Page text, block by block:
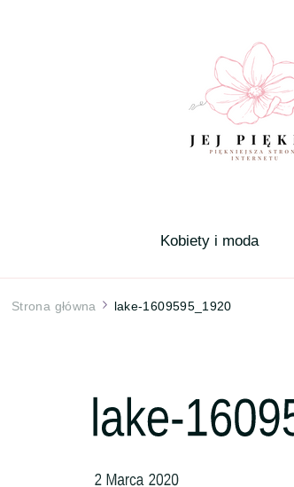
Kobiety i moda
Strona główna lake-1609595_1920